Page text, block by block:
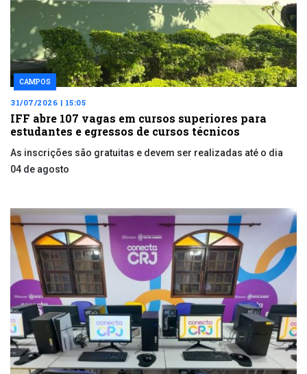
CAMPOS
31/07/2026 | 15:05
IFF abre 107 vagas em cursos superiores para
estudantes e egressos de cursos técnicos
As inscrições são gratuitas e devem ser realizadas até o dia
04 de agosto